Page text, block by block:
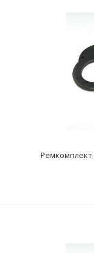
Ремкомплект
Ремкомплект